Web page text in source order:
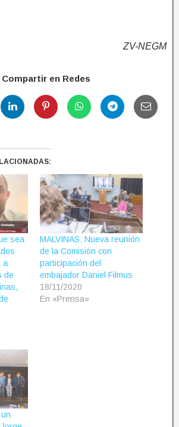
ZV-NEGM
Compartir en Redes
sea
a
de
MALVINAS: Nueva reunión
de la Comisión con
participación del
embajador Daniel Filmus
18/11/2020
En «Prensa»